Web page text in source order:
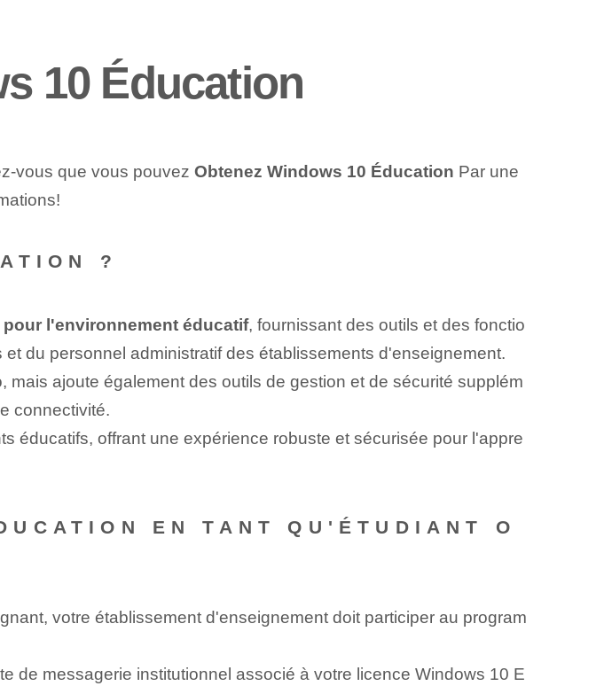
10 Éducation
vous que vous pouvez Obtenez Windows 10 Éducation Par une
?
l'environnement éducatif, fournissant des outils et des fonctio
du personnel administratif des établissements d'enseignement.
ajoute également des outils de gestion et de sécurité supplém
connectivité.
éducatifs, offrant une expérience robuste et sécurisée pour l'appre
EN TANT QU'ÉTUDIANT O
votre établissement d'enseignement doit participer au program
de messagerie institutionnel associé à votre licence Windows 10 E